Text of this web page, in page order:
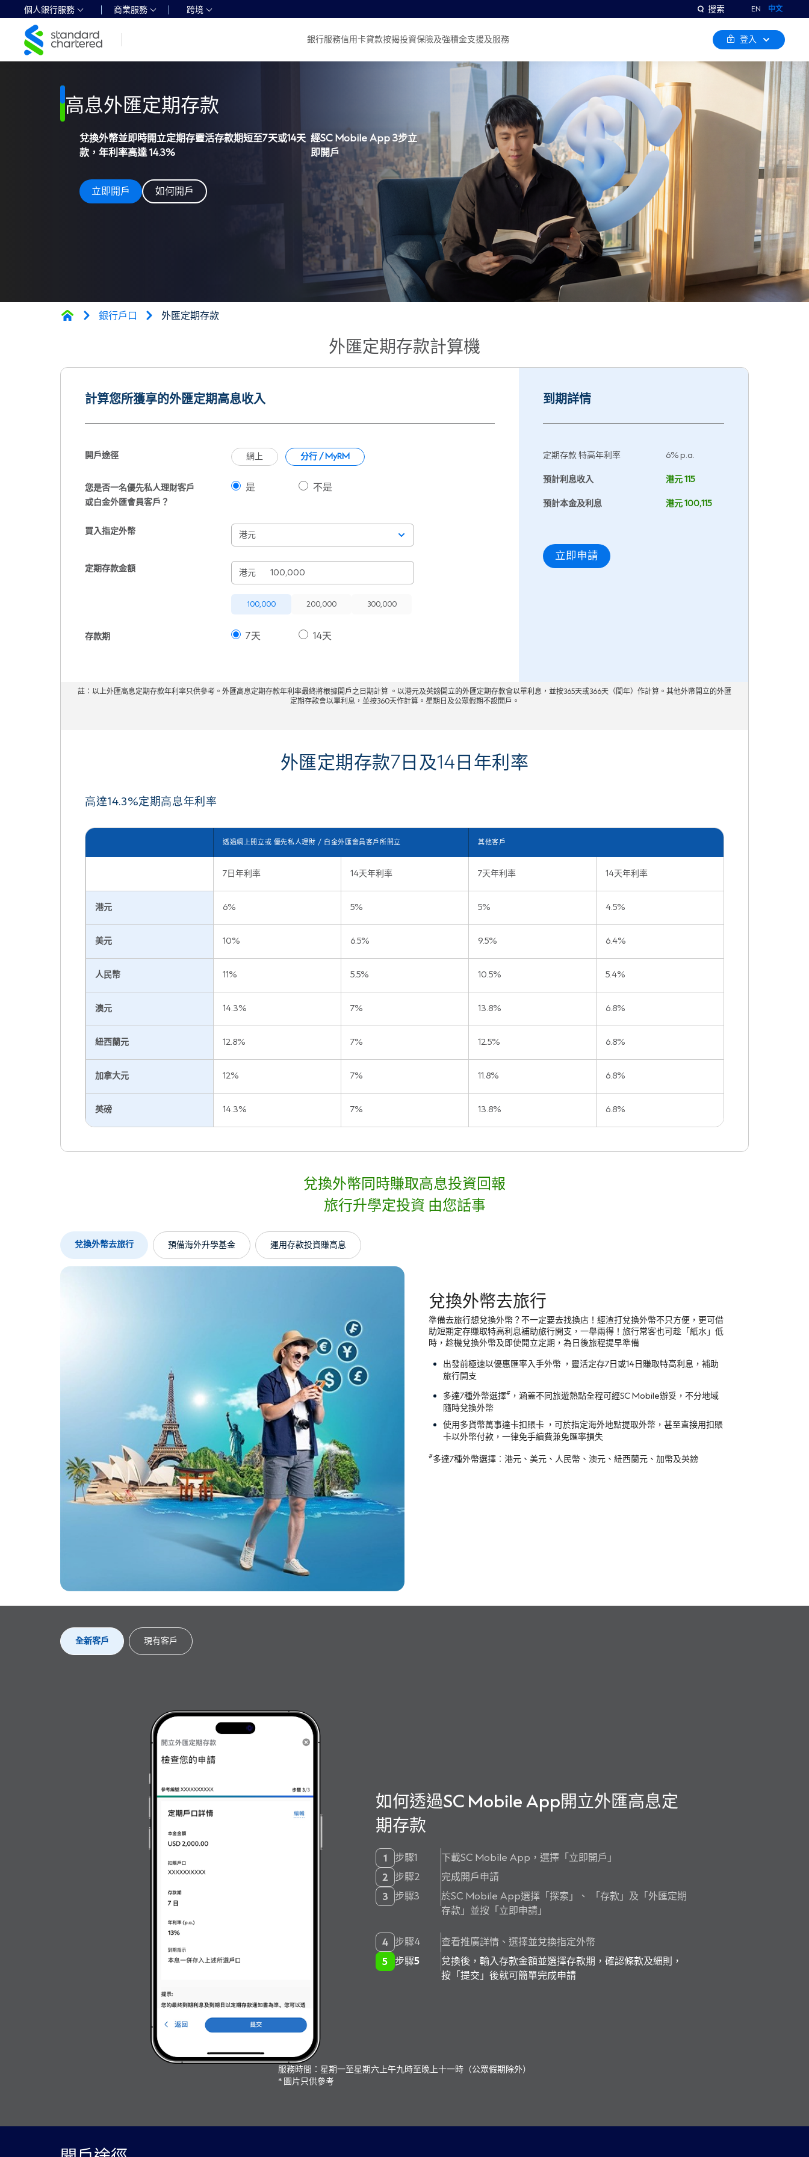
個人銀行服務 商業服務 跨境 搜索 EN 中文
Standard
Chartered
Logo,
銀行服務信用卡貸款按揭投資保險及強積金支援及服務 登入
高息外匯定期存款
兌換外幣並即時開立定期存
款，年利率高達 14.3%
靈活存款期短至7天或14天 經SC Mobile App 3步立
即開戶
立即開戶 如何開戶
銀行戶口 外匯定期存款
外匯定期存款計算機
計算您所獲享的外匯定期高息收入
開戶途徑 網上 分行 / MyRM
您是否一名優先私人理財客戶
或白金外匯會員客戶？
是 不是
買入指定外幣 港元
定期存款金額 港元
100,000 200,000 300,000
存款期 7天 14天
到期詳情
定期存款 特高年利率 6% p.a.
預計利息收入 港元115
預計本金及利息 港元100,115
立即申請
註：以上外匯高息定期存款年利率只供參考。外匯高息定期存款年利率最終將根據開戶之日期計算 。以港元及英鎊開立的外匯定期存款會以單利息，並按365天或366天（閏年）作計算。其他外幣開立的外匯
定期存款會以單利息，並按360天作計算。星期日及公眾假期不設開戶。
外匯定期存款7日及14日年利率
高達14.3%定期高息年利率
透過網上開立或 優先私人理財 / 白金外匯會員客戶所開立 其他客戶
7日年利率 14天年利率 7天年利率 14天年利率
港元 6% 5% 5% 4.5%
美元 10% 6.5% 9.5% 6.4%
人民幣 11% 5.5% 10.5% 5.4%
澳元 14.3% 7% 13.8% 6.8%
紐西蘭元 12.8% 7% 12.5% 6.8%
加拿大元 12% 7% 11.8% 6.8%
英磅 14.3% 7% 13.8% 6.8%
兌換外幣同時賺取高息投資回報
旅行升學定投資 由您話事
兌換外幣去旅行 預備海外升學基金 運用存款投資賺高息
兌換外幣去旅行
準備去旅行想兌換外幣？不一定要去找換店！經渣打兌換外幣不只方便，更可借
助短期定存賺取特高利息補助旅行開支，一舉兩得！旅行常客也可趁「紙水」低
時，趁機兌換外幣及即使開立定期，為日後旅程提早準備
出發前極速以優惠匯率入手外幣 ，靈活定存7日或14日賺取特高利息，補助
旅行開支
多達7種外幣選擇# ，涵蓋不同旅遊熱點全程可經SC Mobile辦妥，不分地域
隨時兌換外幣
使用多貨幣萬事達卡扣賬卡 ，可於指定海外地點提取外幣，甚至直接用扣賬
卡以外幣付款，一律免手續費兼免匯率損失
#多達7種外幣選擇︰港元、美元、人民幣、澳元、紐西蘭元、加幣及英鎊
全新客戶​ 現有客戶​
如何透過SC Mobile App開立外匯高息定
期存款
1 步驟1
下載SC Mobile App，選擇「立即開戶」
2
步驟2
完成開戶申請
3
步驟3
於SC Mobile App選擇「探索」、 「存款」及「外匯定期
存款」並按「立即申請」
4 步驟4
查看推廣詳情、選擇並兌換指定外幣
5
步驟5
兌換後，輸入存款金額並選擇存款期，確認條款及細則，
按「提交」後就可簡單完成申請
服務時間：星期一至星期六上午九時至晚上十一時（公眾假期除外）
* 圖片只供參考